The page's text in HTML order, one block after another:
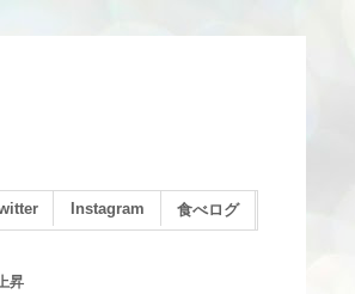
Instagram 食べログ
昇